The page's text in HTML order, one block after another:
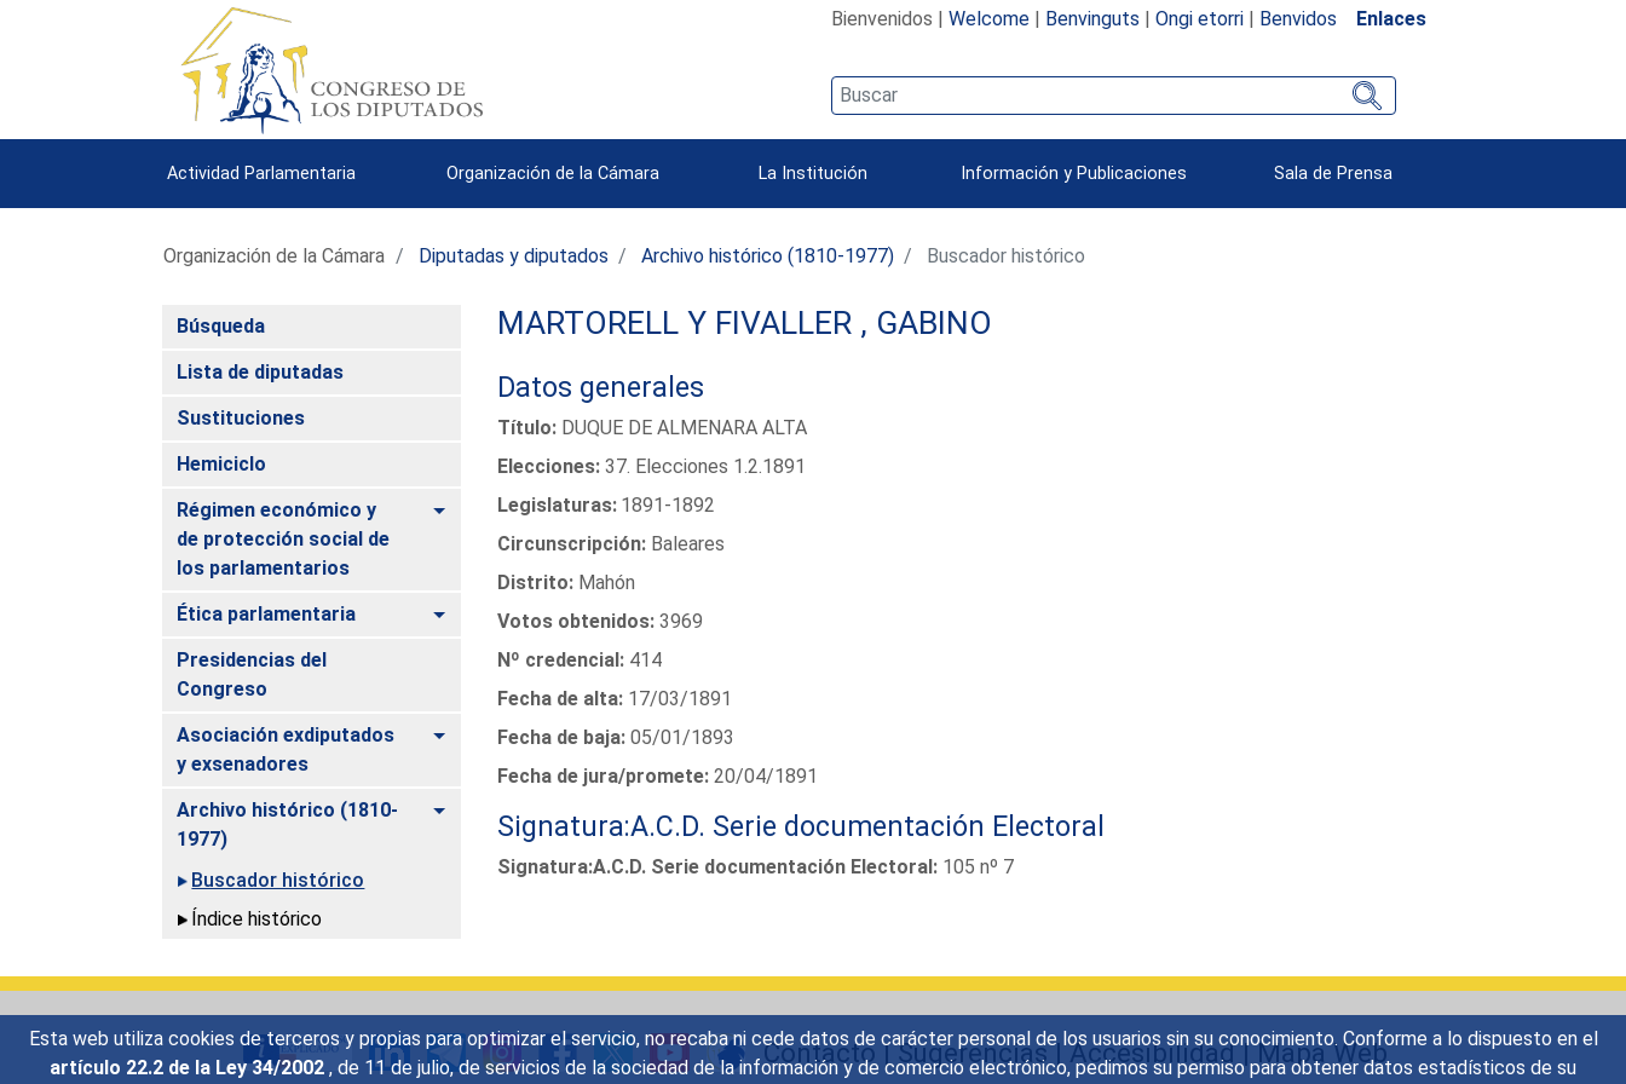
Esta web utiliza cookies de terceros y propias para optimizar el servicio, no recaba ni cede datos de carácter personal de los usuarios sin su conocimiento. Conforme a lo dispuesto en el
artículo 22.2 de la Ley 34/2002 , de 11 de julio, de servicios de la sociedad de la información y de comercio electrónico, pedimos su permiso para obtener datos estadísticos de su
Bienvenidos | Welcome| Benvinguts | Ongi etorri| Benvidos Enlaces
Actividad Parlamentaria Organización de la Cámara La Institución Información y Publicaciones Sala de Prensa
Organización de la Cámara Diputadas y diputados Archivo histórico (1810-1977) Buscador histórico
Búsqueda
Lista de diputadas
Sustituciones
Hemiciclo
Régimen económico y
de protección social de
los parlamentarios
Alternar
Ética parlamentaria Alternar
Presidencias del
Congreso
Asociación exdiputados
y exsenadores
Alternar
Archivo histórico (1810-
1977)
Alternar
Buscador histórico
Índice histórico
MARTORELL Y FIVALLER , GABINO
Datos generales
Título: DUQUE DE ALMENARA ALTA
Elecciones: 37. Elecciones 1.2.1891
Legislaturas: 1891-1892
Circunscripción:Baleares
Distrito:Mahón
Votos obtenidos:3969
Nº credencial:414
Fecha de alta:17/03/1891
Fecha de baja:05/01/1893
Fecha de jura/promete:20/04/1891
Signatura:A.C.D. Serie documentación Electoral
Signatura:A.C.D. Serie documentación Electoral:105 nº 7
Contacto|Sugerencias|Accesibilidad|Mapa Web